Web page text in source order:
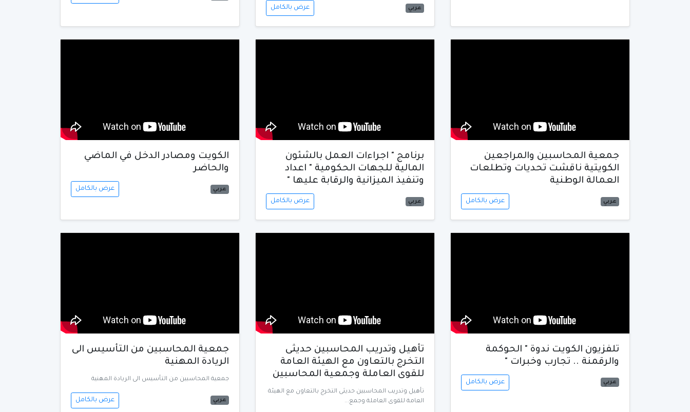
عربي عرض بالكامل
جمعية المحاسبين والمراجعين
الكويتية ناقشت تحديات وتطلعات
العمالة الوطنية
عربي عرض بالكامل
برنامج " اجراءات العمل بالشئون
المالية للجهات الحكومية " اعداد
وتنفيذ الميزانية والرقابة عليها "
عربي عرض بالكامل
الكويت ومصادر الدخل في الماضي
والحاضر
عربي عرض بالكامل
تلفزيون الكويت ندوة " الحوكمة
والرقمنة .. تجارب وخبرات "
عربي عرض بالكامل
تأهيل وتدريب المحاسبين حديثى
التخرج بالتعاون مع الهيئة العامة
للقوى العاملة وجمعية المحاسبين
تأهيل وتدريب المحاسبين حديثى التخرج بالتعاون مع الهيئة
العامة للقوى العاملة وجمع...
جمعية المحاسبين من التأسيس الى
الريادة المهنية
جمعية المحاسبين من التأسيس الى الريادة المهنية
عربي عرض بالكامل